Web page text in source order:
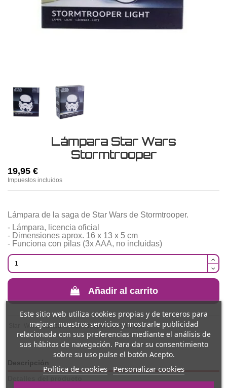
Lámpara Star Wars
Stormtrooper
19,95 €
Impuestos incluidos
Lámpara de la saga de Star Wars de Stormtrooper.
- Lámpara, licencia oficial
- Dimensiones aprox. 16 x 13 x 5 cm
- Funciona con pilas (3x AAA, no incluidas)
Añadir al carrito
Wars Lampara stormtrooper stormtropper
Descripción
Este sitio web utiliza cookies propias y de terceros para
mejorar nuestros servicios y mostrarle publicidad
relacionada con sus preferencias mediante el análisis de
sus hábitos de navegación. Para dar su consentimiento
sobre su uso pulse el botón Acepto.
Política de cookies Personalizar cookies